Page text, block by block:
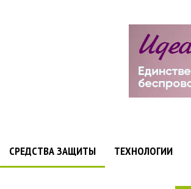
СРЕДСТВА ЗАЩИТЫ ТЕХНОЛОГИИ